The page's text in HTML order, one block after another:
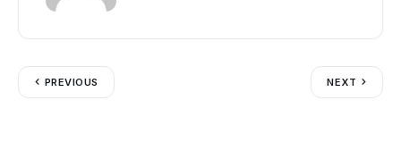
PREVIOUS NEXT